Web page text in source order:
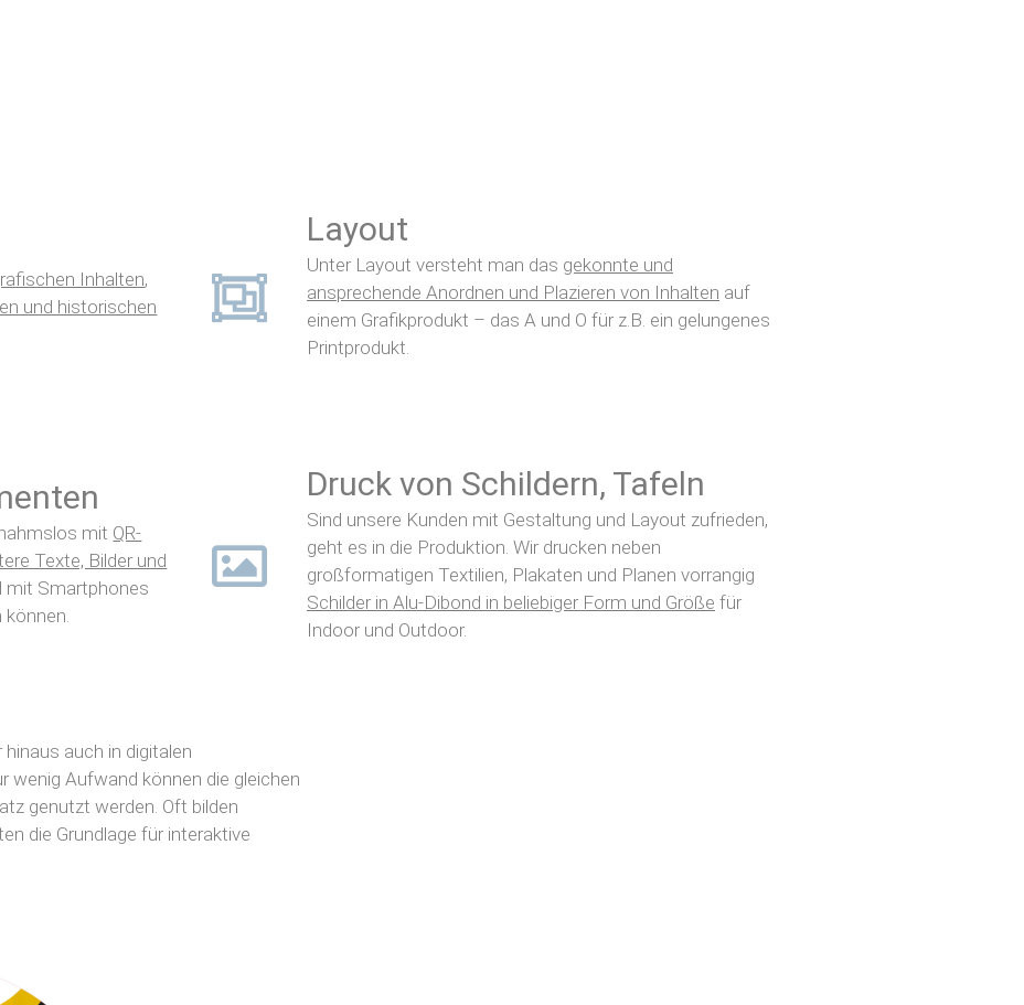
Inhalten,
und historischen
Layout
Unter Layout versteht man das gekonnte und
ansprechende Anordnen und Plazieren von Inhalten auf
einem Grafikprodukt – das A und O für z.B. ein gelungenes
Printprodukt.
mit QR-
Texte, Bilder und
mit Smartphones
Druck von Schildern, Tafeln
Sind unsere Kunden mit Gestaltung und Layout zufrieden,
geht es in die Produktion. Wir drucken neben
großformatigen Textilien, Plakaten und Planen vorrangig
Schilder in Alu-Dibond in beliebiger Form und Größe für
Indoor und Outdoor.
auch in digitalen
wenig Aufwand können die gleichen
genutzt werden. Oft bilden
die Grundlage für interaktive